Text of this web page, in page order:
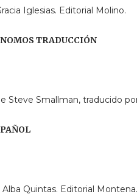
Iglesias. Editorial Molino.
TRADUCCIÓN
Steve Smallman, traducido
Alba Quintas. Editorial Montena.